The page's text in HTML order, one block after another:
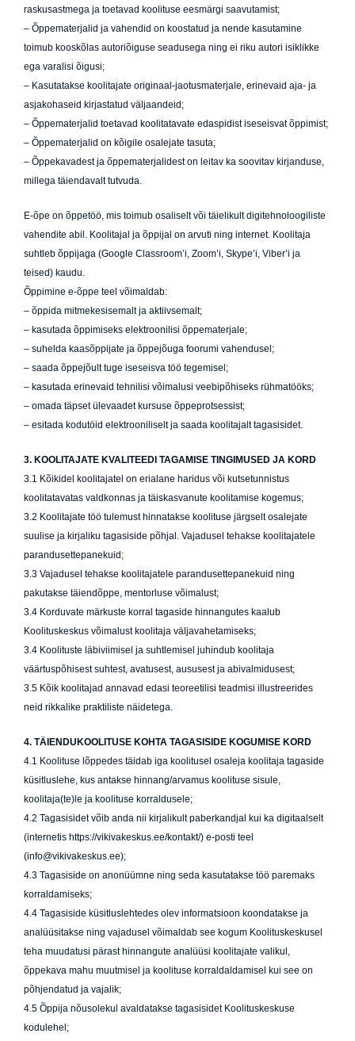
raskusastmega ja toetavad koolituse eesmärgi saavutamist;
– Õppematerjalid ja vahendid on koostatud ja nende kasutamine
toimub kooskõlas autoriõiguse seadusega ning ei riku autori isiklikke
ega varalisi õigusi;
– Kasutatakse koolitajate originaal-jaotusmaterjale, erinevaid aja- ja
asjakohaseid kirjastatud väljaandeid;
– Õppematerjalid toetavad koolitatavate edaspidist iseseisvat õppimist;
– Õppematerjalid on kõigile osalejate tasuta;
– Õppekavadest ja õppematerjalidest on leitav ka soovitav kirjanduse,
millega täiendavalt tutvuda.
E-õpe on õppetöö, mis toimub osaliselt või täielikult digitehnoloogiliste
vahendite abil. Koolitajal ja õppijal on arvuti ning internet. Koolitaja
suhtleb õppijaga (Google Classroom’i, Zoom’i, Skype’i, Viber’i ja
teised) kaudu.
Õppimine e-õppe teel võimaldab:
– õppida mitmekesisemalt ja aktiivsemalt;
– kasutada õppimiseks elektroonilisi õppematerjale;
– suhelda kaasõppijate ja õppejõuga foorumi vahendusel;
– saada õppejõult tuge iseseisva töö tegemisel;
– kasutada erinevaid tehnilisi võimalusi veebipõhiseks rühmatööks;
– omada täpset ülevaadet kursuse õppeprotsessist;
– esitada kodutöid elektrooniliselt ja saada koolitajalt tagasisidet.
3. KOOLITAJATE KVALITEEDI TAGAMISE TINGIMUSED JA KORD
3.1 Kõikidel koolitajatel on erialane haridus või kutsetunnistus
koolitatavatas valdkonnas ja täiskasvanute koolitamise kogemus;
3.2 Koolitajate töö tulemust hinnatakse koolituse järgselt osalejate
suulise ja kirjaliku tagasiside põhjal. Vajadusel tehakse koolitajatele
parandusettepanekuid;
3.3 Vajadusel tehakse koolitajatele parandusettepanekuid ning
pakutakse täiendõppe, mentorluse võimalust;
3.4 Korduvate märkuste korral tagaside hinnangutes kaalub
Koolituskeskus võimalust koolitaja väljavahetamiseks;
3.4 Koolituste läbiviimisel ja suhtlemisel juhindub koolitaja
väärtuspõhisest suhtest, avatusest, aususest ja abivalmidusest;
3.5 Kõik koolitajad annavad edasi teoreetilisi teadmisi illustreerides
neid rikkalike praktiliste näidetega.
4. TÄIENDUKOOLITUSE KOHTA TAGASISIDE KOGUMISE KORD
4.1 Koolituse lõppedes täidab iga koolitusel osaleja koolitaja tagaside
küsitluslehe, kus antakse hinnang/arvamus koolituse sisule,
koolitaja(te)le ja koolituse korraldusele;
4.2 Tagasisidet võib anda nii kirjalikult paberkandjal kui ka digitaalselt
(internetis https://vikivakeskus.ee/kontakt/) e-posti teel
(info@vikivakeskus.ee);
4.3 Tagasiside on anonüümne ning seda kasutatakse töö paremaks
korraldamiseks;
4.4 Tagasiside küsitluslehtedes olev informatsioon koondatakse ja
analüüsitakse ning vajadusel võimaldab see kogum Koolituskeskusel
teha muudatusi pärast hinnangute analüüsi koolitajate valikul,
õppekava mahu muutmisel ja koolituse korraldaldamisel kui see on
põhjendatud ja vajalik;
4.5 Õppija nõusolekul avaldatakse tagasisidet Koolituskeskuse
kodulehel;